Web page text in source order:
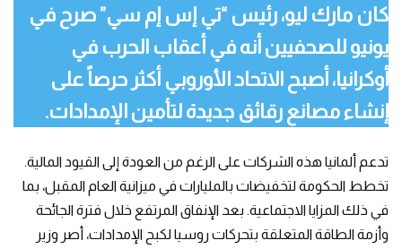
كان مارك ليو، رئيس “تي إس إم سي” صرح في
يونيو للصحفيين أنه في أعقاب الحرب في
أوكرانيا، أصبح الاتحاد الأوروبي أكثر حرصاً على
إنشاء مصانع رقائق جديدة لتأمين الإمدادات.
تدعم ألمانيا هذه الشركات على الرغم من العودة إلى القيود المالية.
تخطط الحكومة لتخفيضات بالمليارات في ميزانية العام المقبل، بما
في ذلك المزايا الاجتماعية. بعد الإنفاق المرتفع خلال فترة الجائحة
وأزمة الطاقة المتعلقة بتحركات روسيا لكبح الإمدادات، أصر وزير